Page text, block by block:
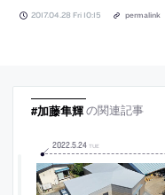
2017.04.28 Fri 10:15 permalink
#加藤隼輝の関連記事
2022.5.24 TUE